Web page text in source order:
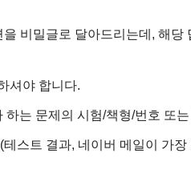
비밀글로 달아드리는데, 해당
셔야 합니다.
는 문제의 시험/책형/번호 또
스트 결과, 네이버 메일이 가